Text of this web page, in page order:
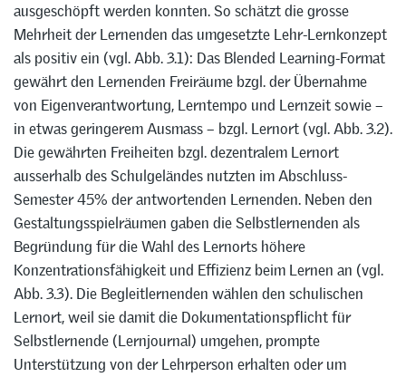
ausgeschöpft werden konnten. So schätzt die grosse
Mehrheit der Lernenden das umgesetzte Lehr-Lernkonzept
als positiv ein (vgl. Abb. 3.1): Das Blended Learning-Format
gewährt den Lernenden Freiräume bzgl. der Übernahme
von Eigenverantwortung, Lerntempo und Lernzeit sowie –
in etwas geringerem Ausmass – bzgl. Lernort (vgl. Abb. 3.2).
Die gewährten Freiheiten bzgl. dezentralem Lernort
ausserhalb des Schulgeländes nutzten im Abschluss-
Semester 45% der antwortenden Lernenden. Neben den
Gestaltungsspielräumen gaben die Selbstlernenden als
Begründung für die Wahl des Lernorts höhere
Konzentrationsfähigkeit und Effizienz beim Lernen an (vgl.
Abb. 3.3). Die Begleitlernenden wählen den schulischen
Lernort, weil sie damit die Dokumentationspflicht für
Selbstlernende (Lernjournal) umgehen, prompte
Unterstützung von der Lehrperson erhalten oder um